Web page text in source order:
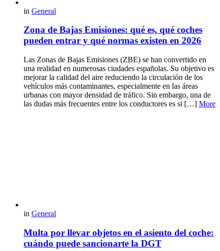
in General
Zona de Bajas Emisiones: qué es, qué coches
pueden entrar y qué normas existen en 2026
Las Zonas de Bajas Emisiones (ZBE) se han convertido en
una realidad en numerosas ciudades españolas. Su objetivo es
mejorar la calidad del aire reduciendo la circulación de los
vehículos más contaminantes, especialmente en las áreas
urbanas con mayor densidad de tráfico. Sin embargo, una de
las dudas más frecuentes entre los conductores es si […] More
in General
Multa por llevar objetos en el asiento del coche:
cuándo puede sancionarte la DGT